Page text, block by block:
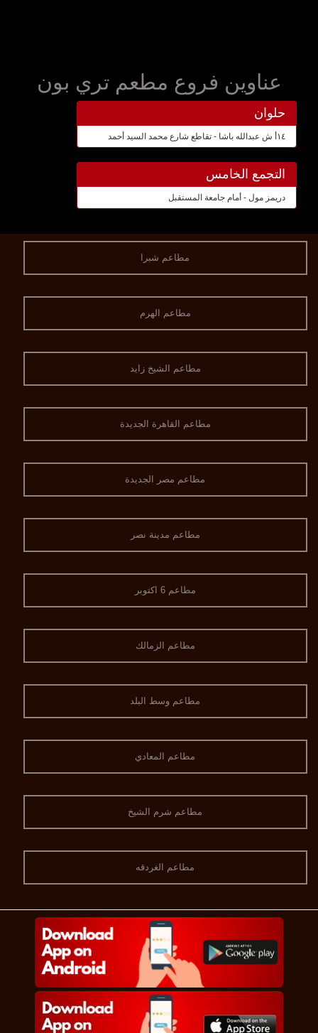
عناوين فروع مطعم تري بون
حلوان
١٤أ ش عبدالله باشا - تقاطع شارع محمد السيد أحمد
التجمع الخامس
دريمز مول - أمام جامعة المستقبل
مطاعم شبرا
مطاعم الهرم
مطاعم الشيخ زايد
مطاعم القاهرة الجديدة
مطاعم مصر الجديدة
مطاعم مدينة نصر
مطاعم 6 اكتوبر
مطاعم الزمالك
مطاعم وسط البلد
مطاعم المعادي
مطاعم شرم الشيخ
مطاعم الغردقه